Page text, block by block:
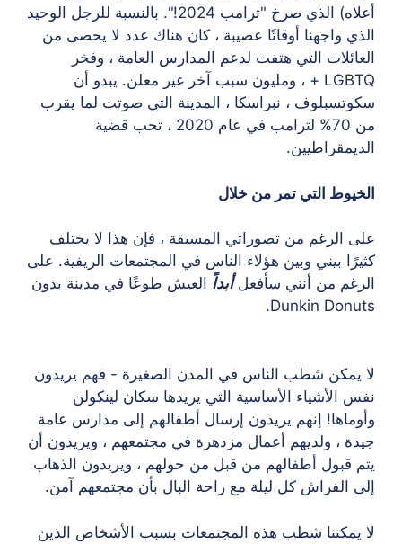
أعلاه) الذي صرخ "ترامب 2024!". بالنسبة للرجل الوحيد
الذي واجهنا أوقاتًا عصيبة ، كان هناك عدد لا يحصى من
العائلات التي هتفت لدعم المدارس العامة ، وفخر
LGBTQ + ، ومليون سبب آخر غير معلن. يبدو أن
سكوتسبلوف ، نبراسكا ، المدينة التي صوتت لما يقرب
من 70% لترامب في عام 2020 ، تحب قضية
الديمقراطيين.
الخيوط التي تمر من خلال
على الرغم من تصوراتي المسبقة ، فإن هذا لا يختلف
كثيرًا بيني وبين هؤلاء الناس في المجتمعات الريفية. على
الرغم من أنني سأفعلأبداً العيش طوعًا في مدينة بدون
Dunkin Donuts.
لا يمكن شطب الناس في المدن الصغيرة - فهم يريدون
نفس الأشياء الأساسية التي يريدها سكان لينكولن
وأوماها! إنهم يريدون إرسال أطفالهم إلى مدارس عامة
جيدة ، ولديهم أعمال مزدهرة في مجتمعهم ، ويريدون أن
يتم قبول أطفالهم من قبل من حولهم ، ويريدون الذهاب
إلى الفراش كل ليلة مع راحة البال بأن مجتمعهم آمن.
لا يمكننا شطب هذه المجتمعات بسبب الأشخاص الذين